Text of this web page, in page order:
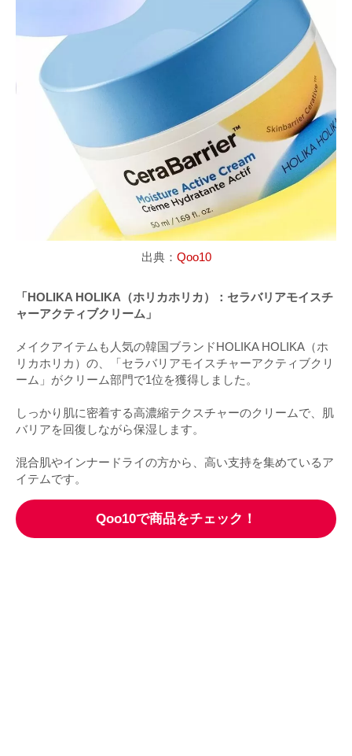
出典： Qoo10
「HOLIKA HOLIKA（ホリカホリカ）：セラバリアモイスチ
ャーアクティブクリーム」
メイクアイテムも人気の韓国ブランドHOLIKA HOLIKA（ホ
リカホリカ）の、「セラバリアモイスチャーアクティブクリ
ーム」がクリーム部門で1位を獲得しました。
しっかり肌に密着する高濃縮テクスチャーのクリームで、肌
バリアを回復しながら保湿します。
混合肌やインナードライの方から、高い支持を集めているア
イテムです。
Qoo10で商品をチェック！